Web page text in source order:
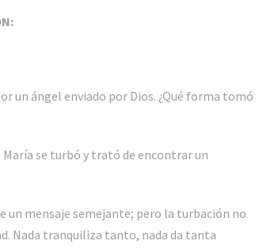
un ángel enviado por Dios. ¿Qué forma tomó
María se turbó y trató de encontrar un
un mensaje semejante; pero la turbación no
Nada tranquiliza tanto, nada da tanta